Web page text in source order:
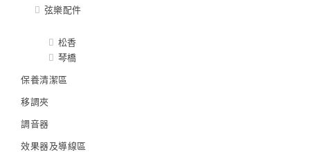
弦樂配件
松香
琴橋
保養清潔區
移調夾
調音器
效果器及導線區